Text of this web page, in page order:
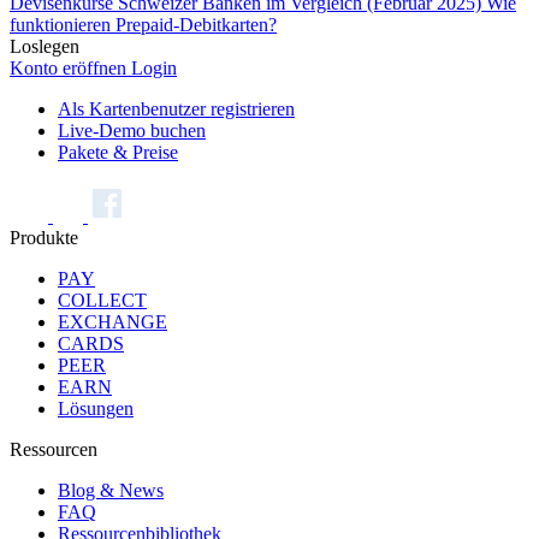
funktionieren Prepaid-Debitkarten?
Loslegen
Konto eröffnen Login
Als Kartenbenutzer registrieren
Live-Demo buchen
Pakete & Preise
Produkte
PAY
COLLECT
EXCHANGE
CARDS
PEER
EARN
Lösungen
Ressourcen
Blog & News
FAQ
Ressourcenbibliothek